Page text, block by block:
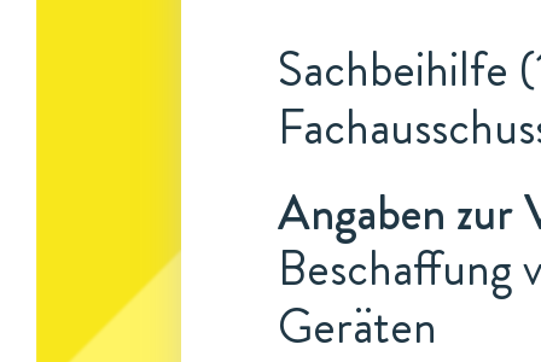
Sachbeihilfe
Angaben zur
Beschaffung
Geräten